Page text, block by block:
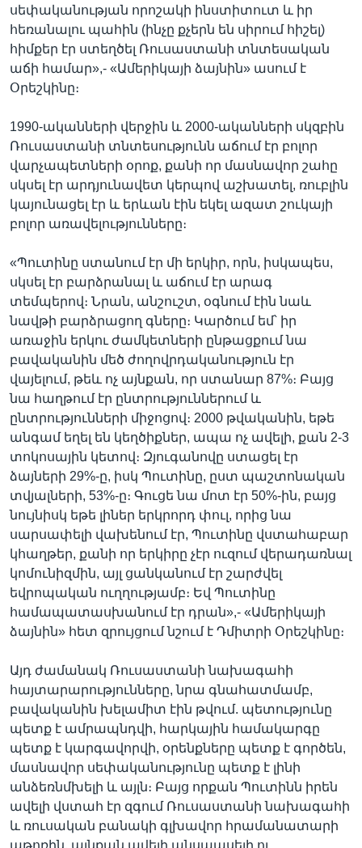
սեփականության որոշակի ինստիտուտ և իր
հեռանալու պահին (ինչը քչերն են սիրում հիշել)
հիմքեր էր ստեղծել Ռուսաստանի տնտեսական
աճի համար»,- «Ամերիկայի ձայնին» ասում է
Օրեշկինը։
1990-ականների վերջին և 2000-ականների սկզբին
Ռուսաստանի տնտեսությունն աճում էր բոլոր
վարչապետների օրոք, քանի որ մասնավոր շահը
սկսել էր արդյունավետ կերպով աշխատել, ռուբլին
կայունացել էր և երևան էին եկել ազատ շուկայի
բոլոր առավելությունները։
«Պուտինը ստանում էր մի երկիր, որն, իսկապես,
սկսել էր բարձրանալ և աճում էր արագ
տեմպերով։ Նրան, անշուշտ, օգնում էին նաև
նավթի բարձրացող գները։ Կարծում եմ՝ իր
առաջին երկու ժամկետների ընթացքում նա
բավականին մեծ ժողովրդականություն էր
վայելում, թեև ոչ այնքան, որ ստանար 87%։ Բայց
նա հաղթում էր ընտրություններում և
ընտրությունների միջոցով։ 2000 թվականին, եթե
անգամ եղել են կեղծիքներ, ապա ոչ ավելի, քան 2-3
տոկոսային կետով։ Զյուգանովը ստացել էր
ձայների 29%-ը, իսկ Պուտինը, ըստ պաշտոնական
տվյալների, 53%-ը։ Գուցե նա մոտ էր 50%-ին, բայց
նույնիսկ եթե լիներ երկրորդ փուլ, որից նա
սարսափելի վախենում էր, Պուտինը վստահաբար
կհաղթեր, քանի որ երկիրը չէր ուզում վերադառնալ
կոմունիզմին, այլ ցանկանում էր շարժվել
եվրոպական ուղղությամբ։ Եվ Պուտինը
համապատասխանում էր դրան»,- «Ամերիկայի
ձայնին» հետ զրույցում նշում է Դմիտրի Օրեշկինը։
Այդ ժամանակ Ռուսաստանի նախագահի
հայտարարությունները, նրա գնահատմամբ,
բավականին խելամիտ էին թվում. պետությունը
պետք է ամրապնդվի, հարկային համակարգը
պետք է կարգավորվի, օրենքները պետք է գործեն,
մասնավոր սեփականությունը պետք է լինի
անձեռնմխելի և այլն։ Բայց որքան Պուտինն իրեն
ավելի վստահ էր զգում Ռուսաստանի նախագահի
և ռուսական բանակի գլխավոր հրամանատարի
աթոռին, այնքան ավելի անսպասելի ու